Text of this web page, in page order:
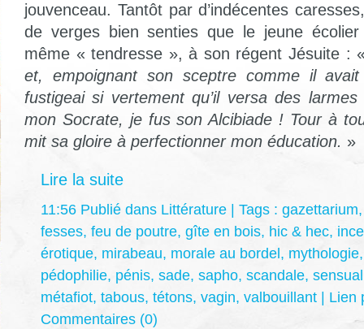
jouvenceau. Tantôt par d’indécentes
de verges bien senties que le jeune
même « tendresse », à son régent Jésuite :
et, empoignant son sceptre comme il
fustigeai si vertement qu’il versa des larmes
mon Socrate, je fus son Alcibiade ! Tour à
mit sa gloire à perfectionner mon éducation. »
Lire la suite
11:56 Publié dans Littérature | Tags : gazettarium
fesses, feu de poutre, gîte en bois, hic & hec,
érotique, mirabeau, morale au bordel , mythologie
pédophilie, pénis, sade, sapho, scandale,
métafiot, tabous, tétons, vagin, valbouillant
Lien
Commentaires (0)